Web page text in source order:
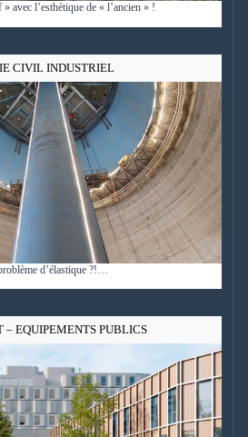
avec l’esthétique de « l’ancien » !
CIVIL INDUSTRIEL
d’élastique ?!…
EQUIPEMENTS PUBLICS